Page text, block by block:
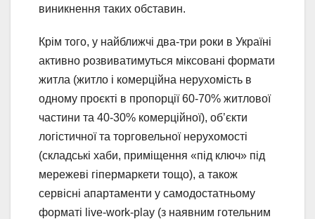
виникнення таких обставин.
Крім того, у найближчі два-три роки в Україні
активно розвиватимуться міксовані формати
житла (житло і комерційна нерухомість в
одному проєкті в пропорції 60-70% житлової
частини та 40-30% комерційної), об’єкти
логістичної та торговельної нерухомості
(складські хаби, приміщення «під ключ» під
мережеві гіпермаркети тощо), а також
сервісні апартаменти у самодостатньому
форматі live-work-play (з наявним готельним